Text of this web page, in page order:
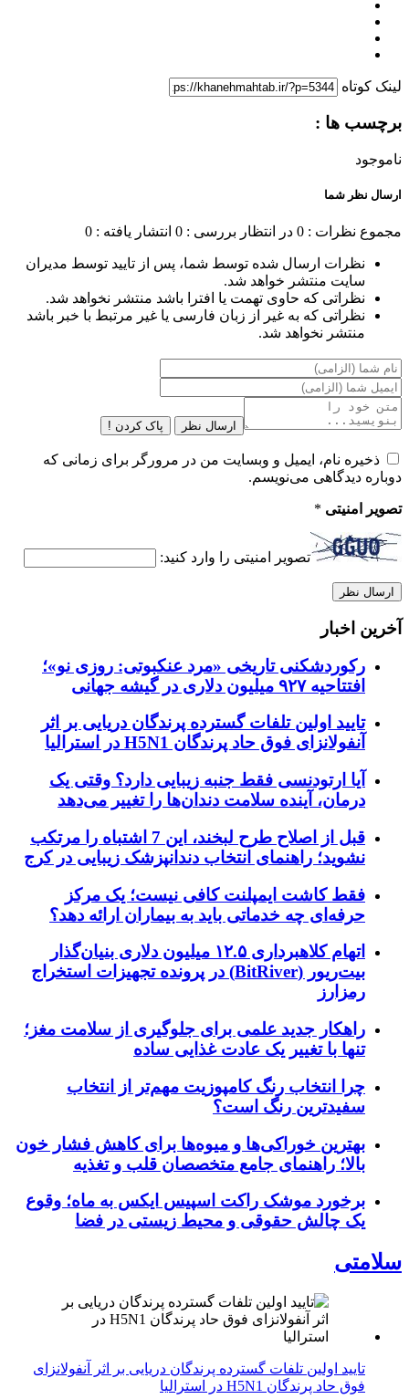
لینک کوتاه
برچسب ها :
ناموجود
ارسال نظر شما
مجموع نظرات : 0 در انتظار بررسی : 0 انتشار یافته : 0
نظرات ارسال شده توسط شما، پس از تایید توسط مدیران
سایت منتشر خواهد شد.
نظراتی که حاوی تهمت یا افترا باشد منتشر نخواهد شد.
نظراتی که به غیر از زبان فارسی یا غیر مرتبط با خبر باشد
منتشر نخواهد شد.
ارسال نظر پاک کردن !
ذخیره نام، ایمیل و وبسایت من در مرورگر برای زمانی که
دوباره دیدگاهی می‌نویسم.
تصویر امنیتی *
تصویر امنیتی را وارد کنید:
آخرین اخبار
رکوردشکنی تاریخی «مرد عنکبوتی: روزی نو»؛
افتتاحیه ۹۲۷ میلیون دلاری در گیشه جهانی
تایید اولین تلفات گسترده پرندگان دریایی بر اثر
آنفولانزای فوق حاد پرندگان H5N1 در استرالیا
آیا ارتودنسی فقط جنبه زیبایی دارد؟ وقتی یک
درمان، آینده سلامت دندان‌ها را تغییر می‌دهد
قبل از اصلاح طرح لبخند، این 7 اشتباه را مرتکب
نشوید؛ راهنمای انتخاب دندانپزشک زیبایی در کرج
فقط کاشت ایمپلنت کافی نیست؛ یک مرکز
حرفه‌ای چه خدماتی باید به بیماران ارائه دهد؟
اتهام کلاهبرداری ۱۲.۵ میلیون دلاری بنیان‌گذار
بیت‌ریور (BitRiver) در پرونده تجهیزات استخراج
رمزارز
راهکار جدید علمی برای جلوگیری از سلامت مغز؛
تنها با تغییر یک عادت غذایی ساده
چرا انتخاب رنگ کامپوزیت مهم‌تر از انتخاب
سفیدترین رنگ است؟
بهترین خوراکی‌ها و میوه‌ها برای کاهش فشار خون
بالا؛ راهنمای جامع متخصصان قلب و تغذیه
برخورد موشک راکت اسپیس ایکس به ماه؛ وقوع
یک چالش حقوقی و محیط زیستی در فضا
سلامتی
تایید اولین تلفات گسترده پرندگان دریایی بر اثر آنفولانزای
فوق حاد پرندگان H5N1 در استرالیا